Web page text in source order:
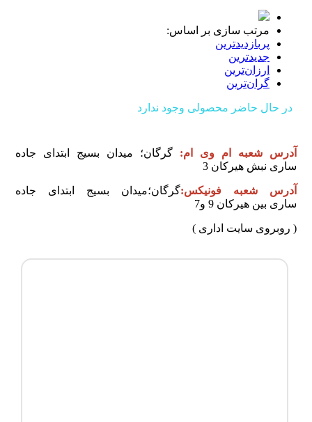
مرتب سازی بر اساس:
پربازدیدترین
جدیدترین
ارزان‌ترین
گران‌ترین
در حال حاضر محصولی وجود ندارد
آدرس شعبه ام وی ام:
گرگان؛ ميدان بسيج ابتدای جاده
ساری نبش هیرکان 3
آدرس شعبه فونیکس:گرگان؛میدان بسیج ابتدای جاده
ساری بین هیرکان 9 و7
( روبروی سایت اداری )